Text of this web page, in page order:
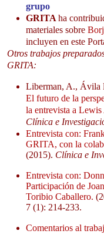
grupo
GRITA ha
materiales sobre
incluyen en este
Otros trabajos
GRITA:
Liberman, A., Ávila
El futuro de la
la entrevista a
Clínica e
Entrevista con:
GRITA, con la
(2015). Clínica e
Entrevista con:
Participación de
Toribio Caballero.
7 (1): 214-233.
Comentarios al